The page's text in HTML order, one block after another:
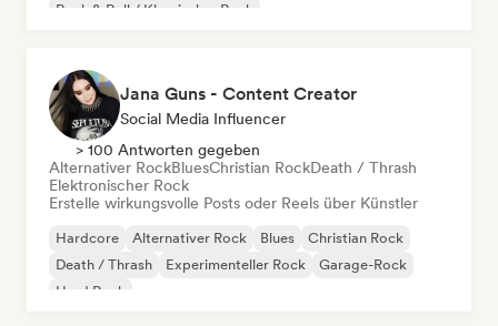
Rock & Roll / Klassischer Rock
Jana Guns - Content Creator
Social Media Influencer
> 100 Antworten gegeben
Alternativer RockBluesChristian RockDeath / Thrash
Elektronischer Rock
Erstelle wirkungsvolle Posts oder Reels über Künstler
Hardcore Alternativer Rock Blues
Christian Rock
Death / Thrash
Experimenteller Rock
Garage-Rock
Hard Rock